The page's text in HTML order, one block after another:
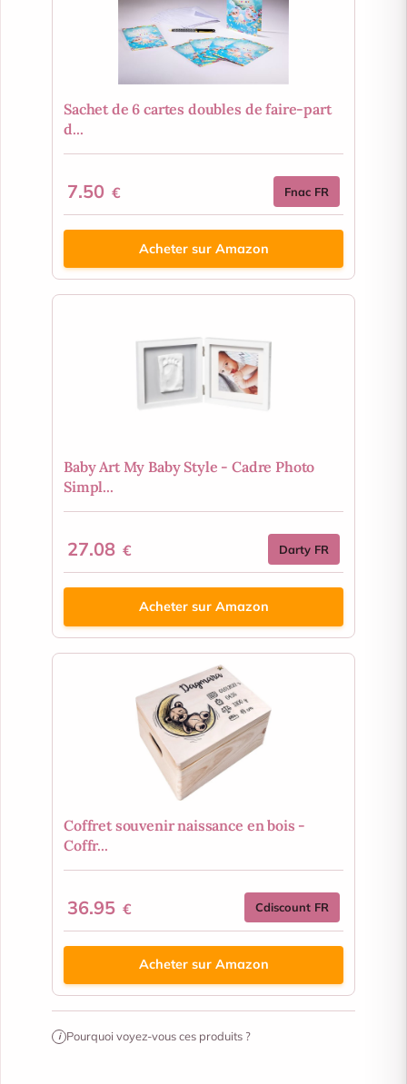
Sachet de 6 cartes doubles de faire-part
d...
7.50 € Fnac FR
Acheter sur Amazon
Baby Art My Baby Style - Cadre Photo
Simpl...
27.08 € Darty FR
Acheter sur Amazon
Coffret souvenir naissance en bois -
Coffr...
36.95 € Cdiscount FR
Acheter sur Amazon
i Pourquoi voyez-vous ces produits ?